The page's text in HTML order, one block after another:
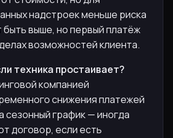
надстроек меньше риска
выше, но первый платёж
возможностей клиента.
техника простаивает?
компанией
снижения платежей
сезонный график — иногда
договор, если есть